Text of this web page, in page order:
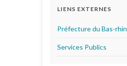
LIENS EXTERNES
Préfecture du Bas-rhin
Services Publics